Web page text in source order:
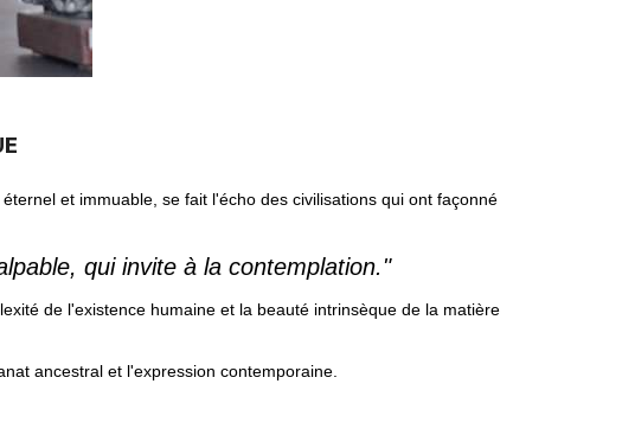
et immuable, se fait l'écho des civilisations qui ont façonné
qui invite à la contemplation."
de l'existence humaine et la beauté intrinsèque de la matière
ancestral et l'expression contemporaine.